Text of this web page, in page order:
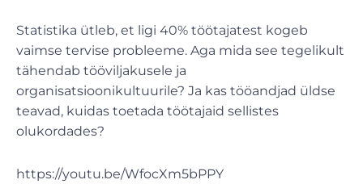
Statistika ütleb, et ligi 40% töötajatest kogeb
vaimse tervise probleeme. Aga mida see tegelikult
tähendab tööviljakusele ja
organisatsioonikultuurile? Ja kas tööandjad üldse
teavad, kuidas toetada töötajaid sellistes
olukordades?
https://youtu.be/WfocXm5bPPY